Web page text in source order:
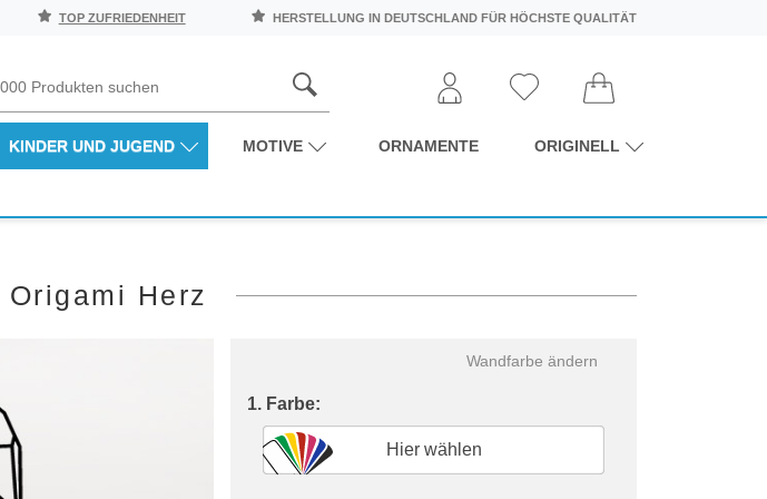
TOP ZUFRIEDENHEIT HERSTELLUNG IN DEUTSCHLAND FÜR HÖCHSTE QUALITÄT
KINDER UND JUGEND MOTIVE ORNAMENTE ORIGINELL
Herz
Wandfarbe ändern
1. Farbe:
Hier wählen